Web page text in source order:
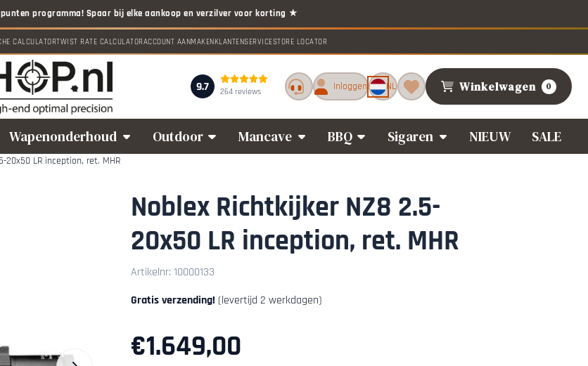
CALCULATORTWIST RATE CALCULATORACCOUNT AANMAKENKLANTENSERVICESTORE LOCATOR
9.7 264 reviews Inloggen NL Winkelwagen 0
Wapenonderhoud Outdoor Mancave BBQ Sigaren NIEUW SALE
20x50 LR inception, ret. MHR
Noblex Richtkijker NZ8 2.5-
20x50 LR inception, ret. MHR
Artikelnr: 10000133
Gratis verzending! (levertijd 2 werkdagen)
€1.649,00